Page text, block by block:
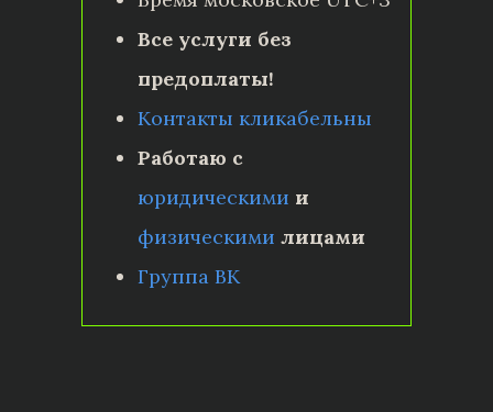
Все услуги без
предоплаты!
Контакты кликабельны
Работаю с
юридическими и
физическими лицами
Группа ВК